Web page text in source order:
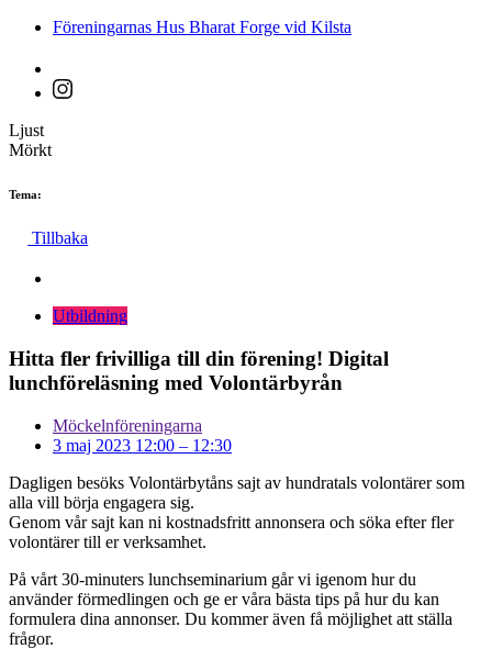
Föreningarnas Hus Bharat Forge vid Kilsta
Ljust
Mörkt
Tema:
Tillbaka
Utbildning
Hitta fler frivilliga till din förening! Digital
lunchföreläsning med Volontärbyrån
Möckelnföreningarna
3 maj 2023 12:00 – 12:30
Dagligen besöks Volontärbytåns sajt av hundratals volontärer som
alla vill börja engagera sig.
Genom vår sajt kan ni kostnadsfritt annonsera och söka efter fler
volontärer till er verksamhet.
På vårt 30-minuters lunchseminarium går vi igenom hur du
använder förmedlingen och ge er våra bästa tips på hur du kan
formulera dina annonser. Du kommer även få möjlighet att ställa
frågor.